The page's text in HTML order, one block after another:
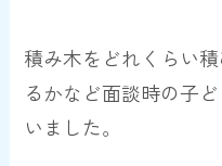
積み木をどれくらい
るかなど面談時の子
いました。